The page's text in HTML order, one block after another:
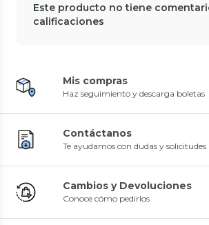
Este producto no tiene
calificaciones
Mis compras
Haz seguimiento y descarga boletas
Contáctanos
Te ayudamos con dudas y solicitudes
Cambios y Devoluciones
Conoce cómo pedirlos